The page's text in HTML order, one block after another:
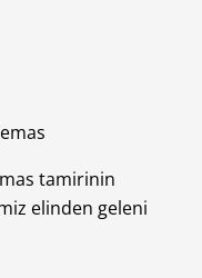
tamirinin
elinden geleni